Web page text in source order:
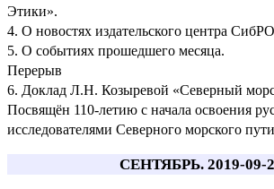
Этики».
4. О новостях издательского центра
5. О событиях прошедшего месяца.
Перерыв
6. Доклад Л.Н. Козыревой «Северный
Посвящён 110-летию с начала освоения
исследователями Северного морского
СЕНТЯБРЬ. 2019-09-